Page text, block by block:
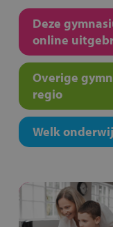
Deze
online
Overige
regio
Welk